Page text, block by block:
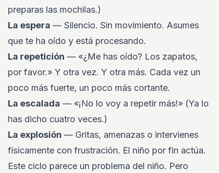
preparas las mochilas.)
La espera — Silencio. Sin movimiento. Asumes
que te ha oído y está procesando.
La repetición — «¿Me has oído? Los zapatos,
por favor.» Y otra vez. Y otra más. Cada vez un
poco más fuerte, un poco más cortante.
La escalada — «¡No lo voy a repetir más!» (Ya lo
has dicho cuatro veces.)
La explosión — Gritas, amenazas o intervienes
físicamente con frustración. El niño por fin actúa.
Este ciclo parece un problema del niño. Pero